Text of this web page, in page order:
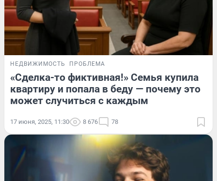
НЕДВИЖИМОСТЬ ПРОБЛЕМА
«Сделка-то фиктивная!» Семья купила
квартиру и попала в беду — почему это
может случиться с каждым
17 июня, 2025, 11:30 8 676 78